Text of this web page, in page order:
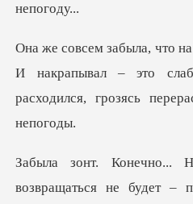
И накрапывал – это
расхо